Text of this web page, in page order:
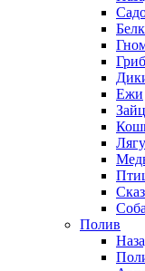
Ежи
Полив